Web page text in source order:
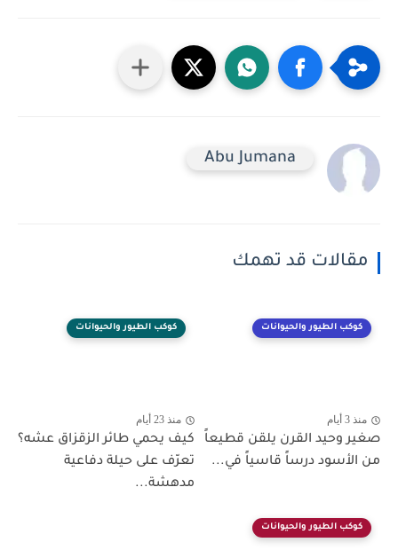
Abu Jumana
مقالات قد تهمك
كوكب الطيور والحيوانات
منذ 3 أيام
صغير وحيد القرن يلقن قطيعاً
من الأسود درساً قاسياً في...
كوكب الطيور والحيوانات
منذ 23 أيام
كيف يحمي طائر الزقزاق عشه؟
تعرّف على حيلة دفاعية
مدهشة...
كوكب الطيور والحيوانات